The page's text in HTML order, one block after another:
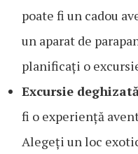
poate fi un cadou
un aparat de
planificați o
Excursie
fi o experiență
Alegeți un loc